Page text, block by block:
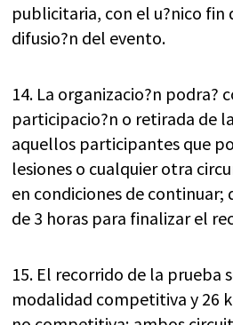
publicitaria, con el u?nico fin
difusio?n del evento.
14. La organizacio?n podra?
participacio?n o retirada de
aquellos participantes que
lesiones o cualquier otra
en condiciones de continuar;
de 3 horas para finalizar el
15. El recorrido de la prueba
modalidad competitiva y 26